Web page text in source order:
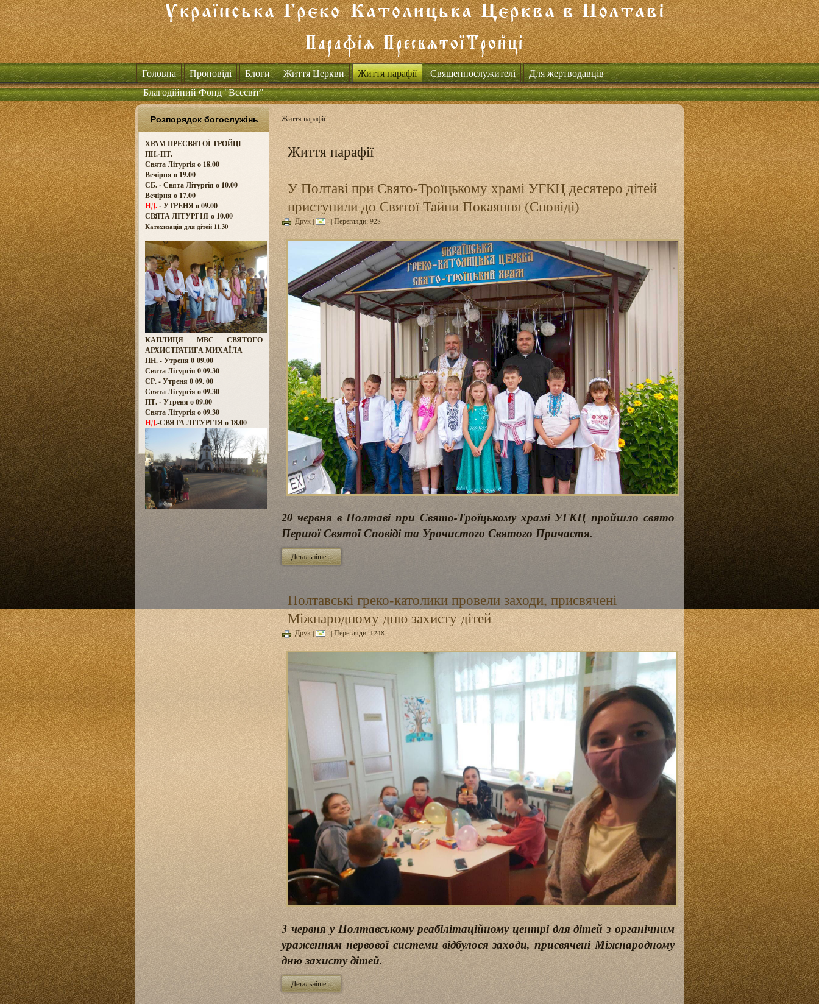
Головна Проповіді Блоги Життя Церкви Життя парафії Священнослужителі
Для жертводавців
Благодійний Фонд "Всесвіт"
Розпорядок богослужінь
ХРАМ ПРЕСВЯТОЇ ТРОЙЦІ
ПН.-ПТ.
Свята Літургія о 18.00
Вечірня о 19.00
СБ. - Свята Літургія о 10.00
Вечірня о 17.00
НД.- УТРЕНЯ о 09.00
СВЯТА ЛІТУРГІЯ о 10.00
Катехизація для дітей 11.30
КАПЛИЦЯ МВС СВЯТОГО
АРХИСТРАТИГА МИХАЇЛА
ПН. - Утреня 0 09.00
Свята Літургія 0 09.30
СР. - Утреня 0 09. 00
Свята Літургія о 09.30
ПТ. - Утреня о 09.00
Свята Літургія о 09.30
НД.-СВЯТА ЛІТУРГІЯ о 18.00
Життя парафії
Життя парафії
У Полтаві при Свято-Троїцькому храмі УГКЦ десятеро дітей
приступили до Святої Тайни Покаяння (Сповіді)
Друк| | Перегляди: 928
20 червня в Полтаві при Свято-Троїцькому храмі УГКЦ пройшло свято
Першої Святої Сповіді та Урочистого Святого Причастя.
Детальніше...
Полтавські греко-католики провели заходи, присвячені
Міжнародному дню захисту дітей
Друк| | Перегляди: 1248
3 червня у Полтавському реабілітаційному центрі для дітей з органічним
ураженням нервової системи відбулося заходи, присвячені Міжнародному
дню захисту дітей.
Детальніше...